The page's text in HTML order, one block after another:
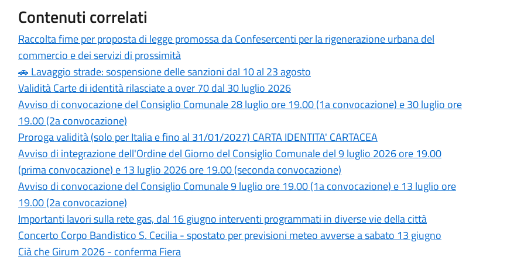
Contenuti correlati
Raccolta fime per proposta di legge promossa da Confesercenti per la rigenerazione urbana del
commercio e dei servizi di prossimità
🚗 Lavaggio strade: sospensione delle sanzioni dal 10 al 23 agosto
Validità Carte di identità rilasciate a over 70 dal 30 luglio 2026
Avviso di convocazione del Consiglio Comunale 28 luglio ore 19.00 (1a convocazione) e 30 luglio ore
19.00 (2a convocazione)
Proroga validità (solo per Italia e fino al 31/01/2027) CARTA IDENTITA' CARTACEA
Avviso di integrazione dell'Ordine del Giorno del Consiglio Comunale del 9 luglio 2026 ore 19.00
(prima convocazione) e 13 luglio 2026 ore 19.00 (seconda convocazione)
Avviso di convocazione del Consiglio Comunale 9 luglio ore 19.00 (1a convocazione) e 13 luglio ore
19.00 (2a convocazione)
Importanti lavori sulla rete gas, dal 16 giugno interventi programmati in diverse vie della città
Concerto Corpo Bandistico S. Cecilia - spostato per previsioni meteo avverse a sabato 13 giugno
Cià che Girum 2026 - conferma Fiera